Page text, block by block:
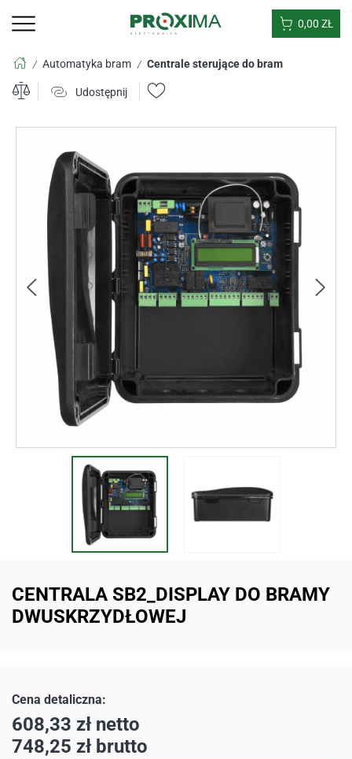
0,00 ZŁ
/ Automatyka bram / Centrale sterujące do bram
Udostępnij
CENTRALA SB2_DISPLAY DO BRAMY
DWUSKRZYDŁOWEJ
608,33 zł netto
748,25 zł brutto